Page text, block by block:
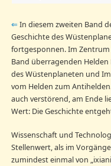
⇐ In diesem zweiten Band
Geschichte des
fortgesponnen. Im Zentrum
Band überragenden Helden
des Wüstenplaneten und
vom Helden zum
auch verstörend, am Ende
Wert: Die Geschichte
Wissenschaft und
Stellenwert, als im
zumindest einmal von